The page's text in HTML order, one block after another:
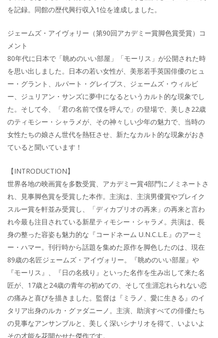
を記録。同館の歴代興行収入1位を達成しました。
ジェームズ・アイヴォリー（第90回アカデミー賞脚色賞受賞）コ
メント
80年代に日本で「眺めのいい部屋」「モーリス」が公開された時
を思い出しました。日本の若い女性が、美形若手英国俳優のヒュ
ー・グラント、ルパート・グレイブス、ジェームズ・ウィルビ
ー、ジュリアン・サンズに夢中になるというカルト的な現象でし
た。そして今、「君の名前で僕を呼んで」の登場で、美しき22歳
のティモシー・シャラメが、その神々しい少年の魅力で、当時の
女性たちの娘さん世代を熱狂させ、新たなカルト的な現象がおき
ていると聞いています！
【INTRODUCTION】
世界各地の映画賞を多数受賞、アカデミー賞4部門にノミネートさ
れ、見事脚色賞を受賞した本作。主演は、主演男優賞やブレイク
スルー賞を軒並み受賞し、「ディカプリオの再来」の再来と言わ
れ今最も注目されている新星ティモシー・シャラメ。共演は、長
身の整った容姿も魅力的な『コードネーム U.N.C.L.E.』のアーミ
ー・ハマー。刊行時から話題を集めた原作を脚色したのは、現在
89歳の名匠ジェームズ・アイヴォリー。『眺めのいい部屋』や
『モーリス』、『日の名残り』といった名作を生み出して来た名
匠が、17歳と24歳の青年の初めての、そして生涯忘れられない恋
の痛みと喜びを描きました。監督は『ミラノ、愛に生きる』のイ
タリア出身のルカ・グァダニーノ。主演、助演すべての俳優たち
の見事なアンサンブルと、美しく深いシナリオを得て、いよいよ
その才能を花開かせた傑作です。